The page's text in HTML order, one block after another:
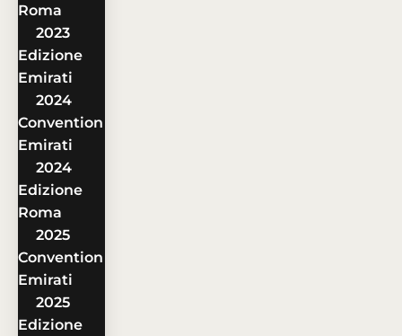
Roma
2023
Edizione
Emirati
2024
Convention
Emirati
2024
Edizione
Roma
2025
Convention
Emirati
2025
Edizione